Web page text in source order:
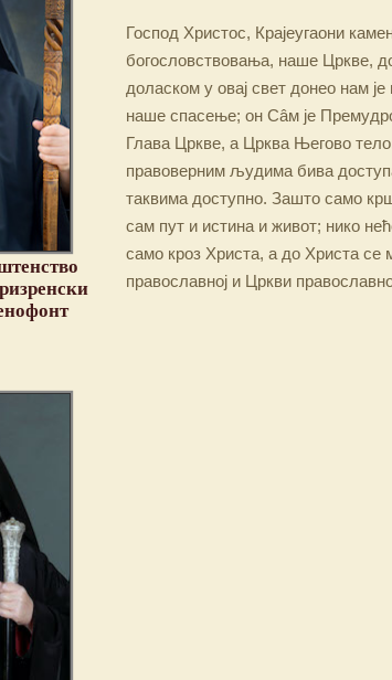
Господ Христос, Крајеугаони
богословствовања, наше Цркве,
доласком у овај свет донео нам
наше спасење; он Сâм је
Глава Цркве, а Црква Његово
правоверним људима бива
таквима доступно. Зашто само
сам пут и истина и живот; нико
само кроз Христа, а до Христа
православној и Цркви